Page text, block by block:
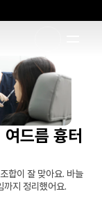
드름 흉터
합이 잘 맞아요. 바늘
지 정리했어요.
참석 🌸